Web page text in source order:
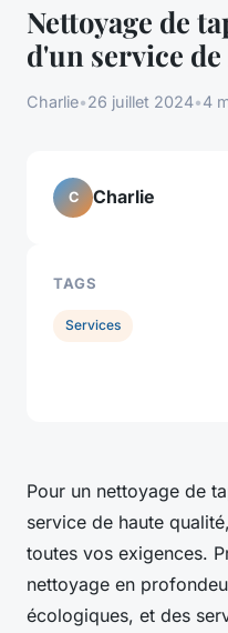
Nettoyage de
d'un service
Charlie•26 juillet 2024•4
Pour un nettoyage de
service de haute
toutes vos exigences.
nettoyage en
écologiques, et des
C Charlie
TAGS
Services